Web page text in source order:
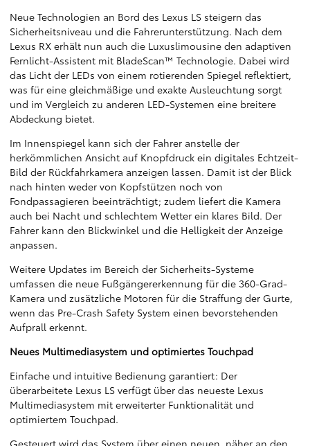
Neue Technologien an Bord des Lexus LS steigern das
Sicherheitsniveau und die Fahrerunterstützung. Nach dem
Lexus RX erhält nun auch die Luxuslimousine den adaptiven
Fernlicht-Assistent mit BladeScan™ Technologie. Dabei wird
das Licht der LEDs von einem rotierenden Spiegel reflektiert,
was für eine gleichmäßige und exakte Ausleuchtung sorgt
und im Vergleich zu anderen LED-Systemen eine breitere
Abdeckung bietet.
Im Innenspiegel kann sich der Fahrer anstelle der
herkömmlichen Ansicht auf Knopfdruck ein digitales Echtzeit-
Bild der Rückfahrkamera anzeigen lassen. Damit ist der Blick
nach hinten weder von Kopfstützen noch von
Fondpassagieren beeinträchtigt; zudem liefert die Kamera
auch bei Nacht und schlechtem Wetter ein klares Bild. Der
Fahrer kann den Blickwinkel und die Helligkeit der Anzeige
anpassen.
Weitere Updates im Bereich der Sicherheits-Systeme
umfassen die neue Fußgängererkennung für die 360-Grad-
Kamera und zusätzliche Motoren für die Straffung der Gurte,
wenn das Pre-Crash Safety System einen bevorstehenden
Aufprall erkennt.
Neues Multimediasystem und optimiertes Touchpad
Einfache und intuitive Bedienung garantiert: Der
überarbeitete Lexus LS verfügt über das neueste Lexus
Multimediasystem mit erweiterter Funktionalität und
optimiertem Touchpad.
Gesteuert wird das System über einen neuen, näher an den